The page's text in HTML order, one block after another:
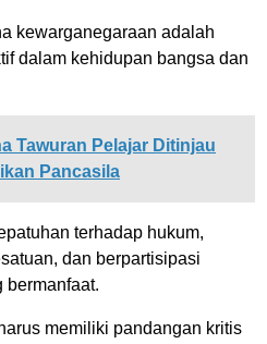
kewarganegaraan adalah
dalam kehidupan bangsa dan
Tawuran Pelajar Ditinjau
Pancasila
terhadap hukum,
dan berpartisipasi
bermanfaat.
memiliki pandangan kritis